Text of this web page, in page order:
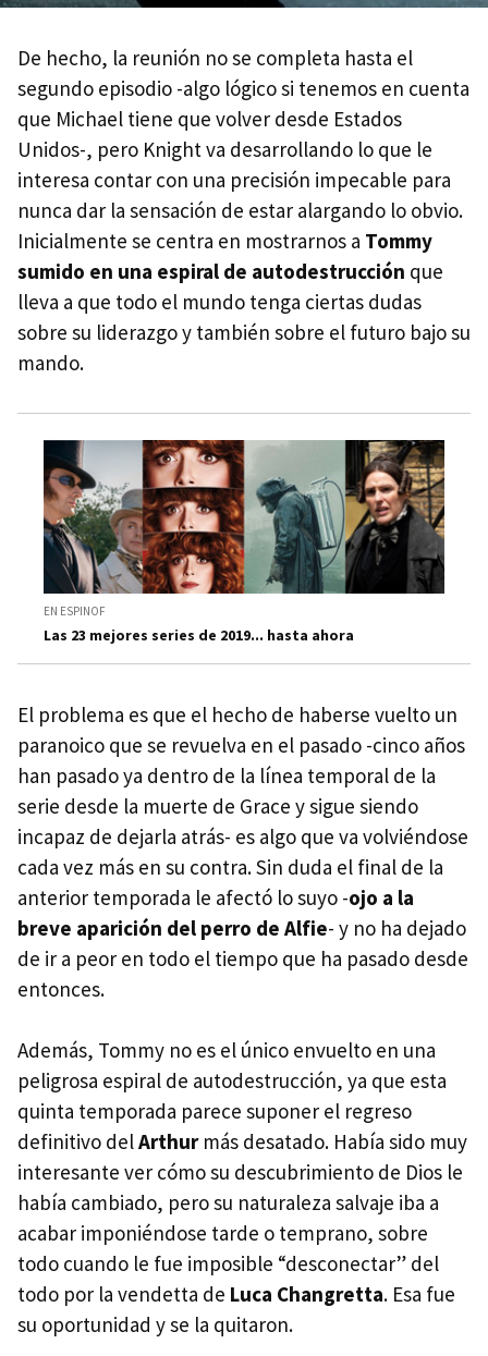
De hecho, la reunión no se completa hasta el
segundo episodio -algo lógico si tenemos en cuenta
que Michael tiene que volver desde Estados
Unidos-, pero Knight va desarrollando lo que le
interesa contar con una precisión impecable para
nunca dar la sensación de estar alargando lo obvio.
Inicialmente se centra en mostrarnos a Tommy
sumido en una espiral de autodestrucción que
lleva a que todo el mundo tenga ciertas dudas
sobre su liderazgo y también sobre el futuro bajo su
mando.
EN ESPINOF
Las 23 mejores series de 2019... hasta ahora
El problema es que el hecho de haberse vuelto un
paranoico que se revuelva en el pasado -cinco años
han pasado ya dentro de la línea temporal de la
serie desde la muerte de Grace y sigue siendo
incapaz de dejarla atrás- es algo que va volviéndose
cada vez más en su contra. Sin duda el final de la
anterior temporada le afectó lo suyo -ojo a la
breve aparición del perro de Alfie- y no ha dejado
de ir a peor en todo el tiempo que ha pasado desde
entonces.
Además, Tommy no es el único envuelto en una
peligrosa espiral de autodestrucción, ya que esta
quinta temporada parece suponer el regreso
definitivo delArthurmás desatado. Había sido muy
interesante ver cómo su descubrimiento de Dios le
había cambiado, pero su naturaleza salvaje iba a
acabar imponiéndose tarde o temprano, sobre
todo cuando le fue imposible “desconectar” del
todo por la vendetta de Luca Changretta. Esa fue
su oportunidad y se la quitaron.